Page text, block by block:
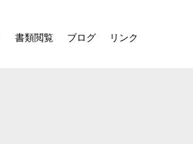
書類閲覧 ブログ リンク